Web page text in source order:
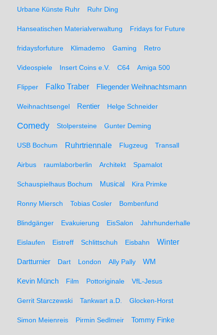
Urbane Künste Ruhr Ruhr Ding
Hanseatischen Materialverwaltung Fridays for Future
fridaysforfuture Klimademo Gaming Retro
Videospiele Insert Coins e.V. C64 Amiga 500
Flipper Falko Traber Fliegender Weihnachtsmann
Weihnachtsengel Rentier Helge Schneider
Comedy Stolpersteine Gunter Deming
USB Bochum Ruhrtriennale Flugzeug Transall
Airbus raumlaborberlin Architekt Spamalot
Schauspielhaus Bochum Musical Kira Primke
Ronny Miersch Tobias Cosler Bombenfund
Blindgänger Evakuierung EisSalon Jahrhunderhalle
Eislaufen Eistreff Schlittschuh Eisbahn Winter
Dartturnier Dart London Ally Pally WM
Kevin Münch Film Pottoriginale VfL-Jesus
Gerrit Starczewski Tankwart a.D. Glocken-Horst
Simon Meienreis Pirmin Sedlmeir Tommy Finke